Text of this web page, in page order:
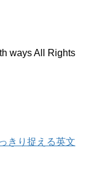
ways All Rights
きり捉える英文